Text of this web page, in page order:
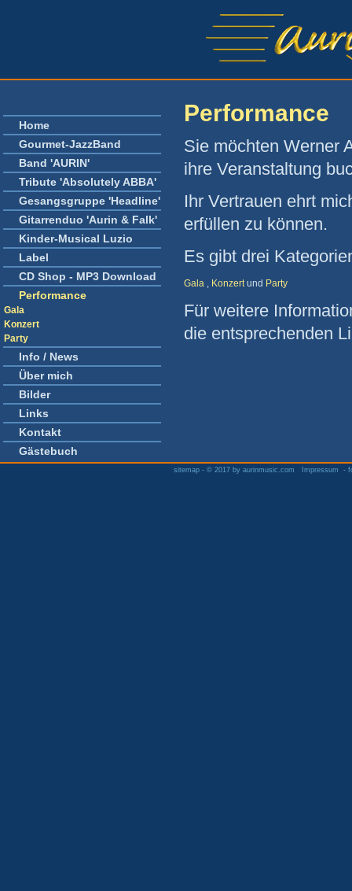
Home
Gourmet-JazzBand
Band 'AURIN'
Tribute 'Absolutely ABBA'
Gesangsgruppe 'Headline'
Gitarrenduo 'Aurin & Falk'
Kinder-Musical Luzio
Label
CD Shop - MP3 Download
Performance
Gala
Konzert
Party
Info / News
Über mich
Bilder
Links
Kontakt
Gästebuch
Performance
Sie möchten Werner
ihre Veranstaltung
Ihr Vertrauen ehrt
erfüllen zu können.
Es gibt drei
Gala , Konzertund Party
Für weitere
die entsprechenden
sitemap - © 2017 by aurinmusic.com Impressum -